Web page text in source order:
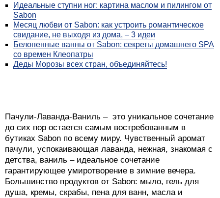
Идеальные ступни ног: картина маслом и пилингом от
Sabon
Месяц любви от Sabon: как устроить романтическое
свидание, не выходя из дома, – 3 идеи
Белопенные ванны от Sabon: секреты домашнего SPA
со времен Клеопатры
Деды Морозы всех стран, объединяйтесь!
Пачули-Лаванда-Ваниль – это уникальное сочетание
до сих пор остается самым востребованным в
бутиках Sabon по всему миру. Чувственный аромат
пачули, успокаивающая лаванда, нежная, знакомая с
детства, ваниль – идеальное сочетание
гарантирующее умиротворение в зимние вечера.
Большинство продуктов от Sabon: мыло, гель для
душа, кремы, скрабы, пена для ванн, масла и